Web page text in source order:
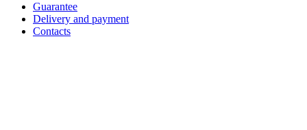
Guarantee
Delivery and payment
Contacts